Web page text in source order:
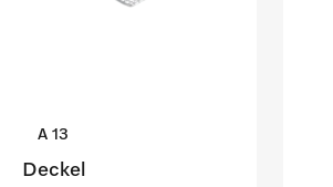
A 13
Deckel